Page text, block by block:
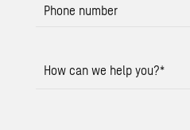
Phone number
How can we help you?*